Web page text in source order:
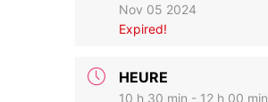
Nov 05 2024
Expired!
HEURE
10 h 30 min - 12 h 00 min